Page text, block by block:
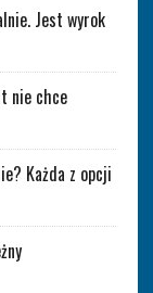
Jest wyrok
nie chce
Każda z opcji